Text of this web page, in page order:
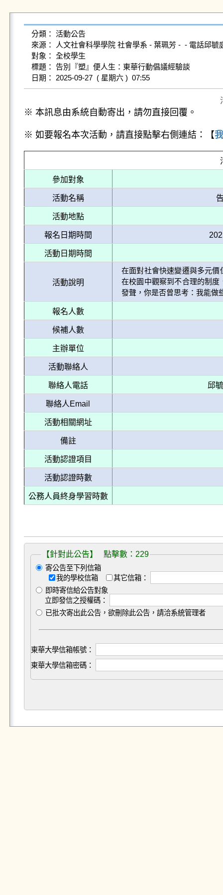
分類： 活動公告
來源： 人文社會科學學院 社會學系 - 葉珮芳 -  - 電話邱毓
對象： 全校學生
標題： 告別『塑』便人生：東華行動倡議經驗談
日期： 2025-09-27  ( 星期六 )  07:55
※ 本訊息由系統自動寄出，請勿直接回覆。
※ 如要報名本次活動，請直接點擊右側連結：【
參加對象
活動名稱
活動地點
報名日期時間
活動日期時間
活動說明
在面對社會快速變遷與多元
在校園中觀察到不合理的制
報名人數
候補人數
主辦單位
活動聯絡人
聯絡人電話 邱
聯絡人Email
活動相關網址
備註
活動認證項目
活動認證時數
公務人員終身學習時數
【針對此公告】 點擊數：229
寄公告至下列信箱
我的學校信箱
其它信箱：
即時寄信給公告對象
立即發信之授權碼：
已批次寄出此公告，欲刪除此公告，請洽系統管理者
東華大學信箱帳號：
東華大學信箱密碼：